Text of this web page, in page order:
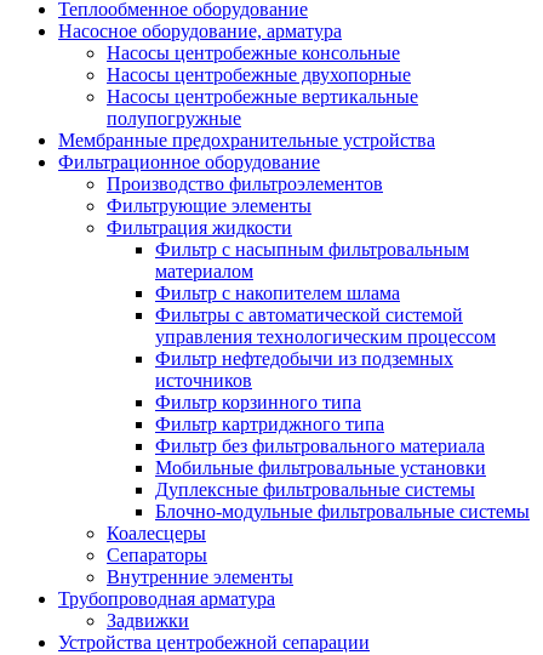
Теплообменное оборудование
Насосное оборудование, арматура
Насосы центробежные консольные
Насосы центробежные двухопорные
Насосы центробежные вертикальные
полупогружные
Мембранные предохранительные устройства
Фильтрационное оборудование
Производство фильтроэлементов
Фильтрующие элементы
Фильтрация жидкости
Фильтр с насыпным фильтровальным
материалом
Фильтр с накопителем шлама
Фильтры с автоматической системой
управления технологическим процессом
Фильтр нефтедобычи из подземных
источников
Фильтр корзинного типа
Фильтр картриджного типа
Фильтр без фильтровального материала
Мобильные фильтровальные установки
Дуплексные фильтровальные системы
Блочно-модульные фильтровальные системы
Коалесцеры
Сепараторы
Внутренние элементы
Трубопроводная арматура
Задвижки
Устройства центробежной сепарации